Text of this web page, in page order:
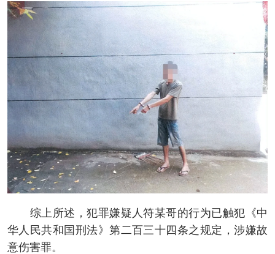
综上所述，犯罪嫌疑人符某哥的行为已触犯《中
华人民共和国刑法》第二百三十四条之规定，涉嫌故
意伤害罪。